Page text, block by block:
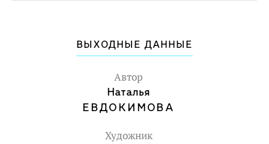
ВЫХОДНЫЕ ДАННЫЕ
Автор
Наталья
ЕВДОКИМОВА
Художник